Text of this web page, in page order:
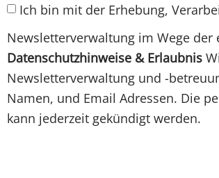
Ich bin mit der Erhebung,
Newsletterverwaltung im Wege
Datenschutzhinweise & Erlaubnis
Newsletterverwaltung und -
Namen, und Email Adressen. Die
kann jederzeit gekündigt werden.